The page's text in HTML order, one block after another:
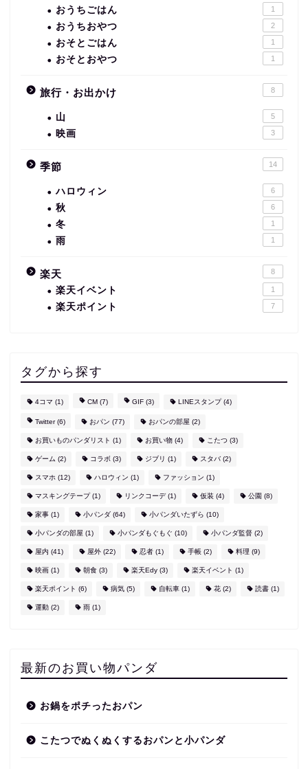
おうちごはん 1
おうちおやつ 2
おそとごはん 1
おそとおやつ 1
旅行・お出かけ 8
山 5
映画 3
季節 14
ハロウィン 6
秋 6
冬 1
雨 1
楽天 8
楽天イベント 1
楽天ポイント 7
タグから探す
4コマ (1) CM (7) GIF (3) LINEスタンプ (4)
Twitter(6) おパン (77) おパンの部屋 (2)
お買いものパンダリスト (1) お買い物 (4) こたつ (3)
ゲーム (2) コラボ (3) ジブリ (1) スタバ (2)
スマホ (12) ハロウィン (1) ファッション (1)
マスキングテープ (1) リンクコーデ(1) 仮装 (4) 公園 (8)
家事 (1) 小パンダ (64) 小パンダいたずら (10)
小パンダの部屋 (1) 小パンダもぐもぐ (10) 小パンダ監督 (2)
屋内 (41) 屋外 (22) 忍者 (1) 手帳 (2) 料理 (9)
映画 (1) 朝食 (3) 楽天Edy (3) 楽天イベント (1)
楽天ポイント (6) 病気 (5) 自転車 (1) 花 (2) 読書 (1)
運動 (2) 雨 (1)
最新のお買い物パンダ
お鍋をポチったおパン
こたつでぬくぬくするおパンと小パンダ